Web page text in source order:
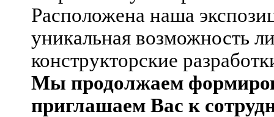
Расположена наша
уникальная возможность
конструкторские
Мы продолжаем
приглашаем Вас к